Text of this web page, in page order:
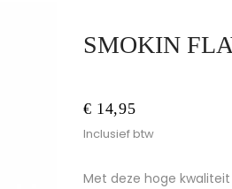
SMOKIN
€ 14,95
Inclusief btw
Met deze hoge